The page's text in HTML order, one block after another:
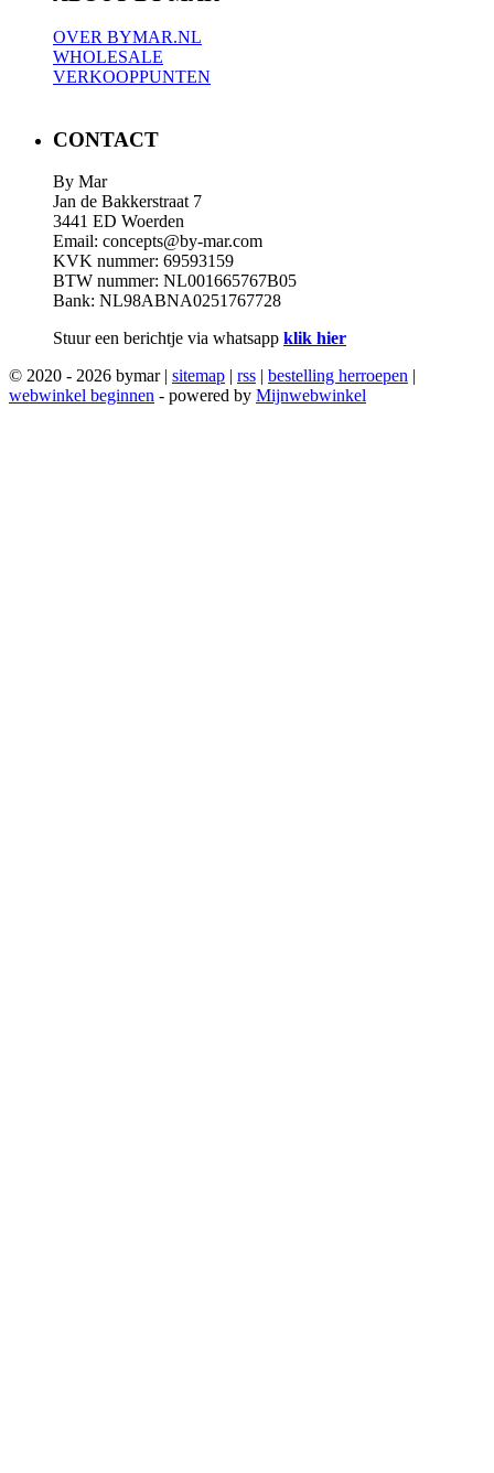
OVER BYMAR.NL
WHOLESALE
VERKOOPPUNTEN
CONTACT
By Mar
Jan de Bakkerstraat 7
3441 ED Woerden
Email: concepts@by-mar.com
KVK nummer: 69593159
BTW nummer: NL001665767B05
Bank: NL98ABNA0251767728
Stuur een berichtje via whatsapp klik hier
© 2020 - 2026 bymar | sitemap | rss | bestelling herroepen |
webwinkel beginnen - powered by Mijnwebwinkel